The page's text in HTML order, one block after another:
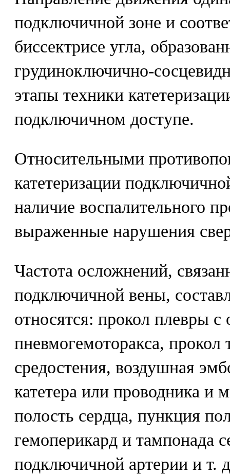
подключичной зоне и
биссектрисе угла,
грудиноключично-
этапы техники
подключичном доступе.
Относительными
катетеризации
наличие воспалительного
выраженные нарушения
Частота осложнений,
подключичной вены,
относятся: прокол плевры с
пневмогемоторакса, прокол
средостения, воздушная
катетера или проводника и
полость сердца, пункция
гемоперикард и тампонада
подключичной артерии и т.